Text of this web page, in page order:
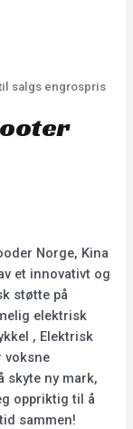
salgs engrospris
Norge, Kina
et innovativt og
støtte på
elektrisk
, Elektrisk
voksne
skyte ny mark,
oppriktig til å
sammen!